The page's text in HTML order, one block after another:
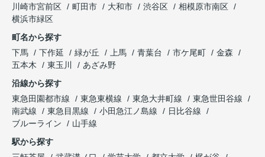
川崎市宮前区
町田市 大和市 渋谷区
相模原市南区
横浜市緑区
町名から探す
下馬
下作延 緑が丘 上馬 青葉台 市ケ尾町
金森
五本木
東玉川
あざみ野
沿線から探す
東急田園都市線
東急東横線 東急大井町線
東急世田谷線
南武線
東急目黒線 小田急江ノ島線
日比谷線
ブルーライン
山手線
駅から探す